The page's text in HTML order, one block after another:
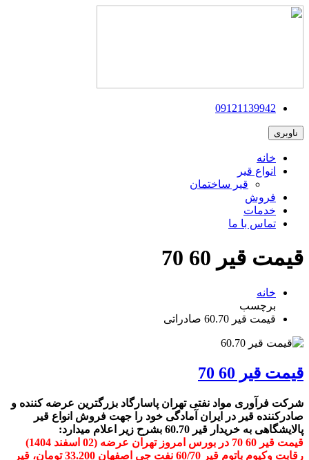
09121139942
ناوبری
خانه
انواع قیر
قیر ساختمان
فروش
خدمات
تماس با ما
قیمت قیر 60 70
خانه
برچسب
قیمت قیر 60.70 صادراتی
قیمت قیر 60 70
شرکت فرآوری مواد نفتی تهران پاسارگاد بزرگترین عرضه کننده و
صادرکننده قیر در ایران آمادگی خود را جهت فروش انواع قیر
پالایشگاهی به خریدار قیر 60.70 بشرح زیر اعلام میدارد:
قیمت قیر 60 70 در بورس امروز تهران عرضه (02 اسفند 1404)
رقابت وکیوم باتوم قیر 60/70 نفت جی اصفهان 33.200 تومان، قیر